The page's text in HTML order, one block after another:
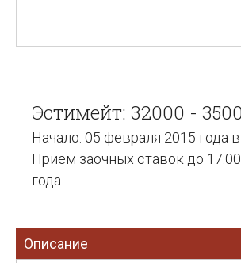
Эстимейт: 32000 -
Начало: 05 февраля 2015 года
Прием заочных ставок до
года
Описание